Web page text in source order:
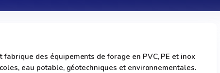
fabrique des équipements de forage en PVC, PE et inox
eau potable, géotechniques et environnementales.